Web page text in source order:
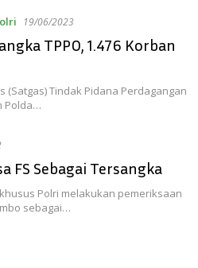
19/06/2023
TPPO, 1.476 Korban
(Satgas) Tindak Pidana Perdagangan
Polda…
FS Sebagai Tersangka
khusus Polri melakukan pemeriksaan
sebagai…